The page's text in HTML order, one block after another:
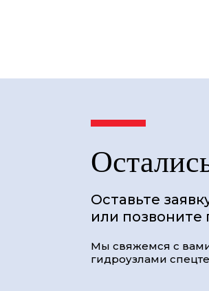
Оставьте
или позвоните
Мы свяжемся с вами
гидроузлами